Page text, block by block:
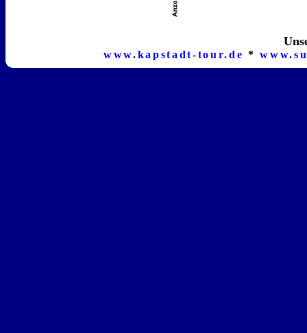
www.kapstadt-tour.de *